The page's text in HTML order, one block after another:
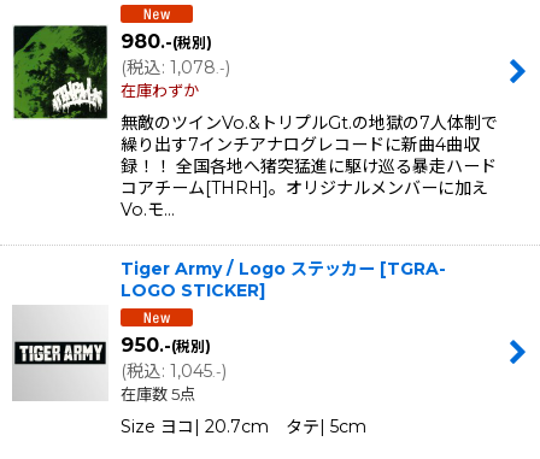
980.-(税別)
(税込: 1,078 .-)
在庫わずか
無敵のツインVo.&トリプルGt.の地獄の7人体制で
繰り出す7インチアナログレコードに新曲4曲収
録！！ 全国各地へ猪突猛進に駆け巡る暴走ハード
コアチーム[THRH]。オリジナルメンバーに加え
Vo.モ…
Tiger Army / Logo ステッカー [TGRA-
LOGO STICKER]
950.-(税別)
(税込: 1,045 .-)
在庫数 5点
Size ヨコ| 20.7cm タテ| 5cm